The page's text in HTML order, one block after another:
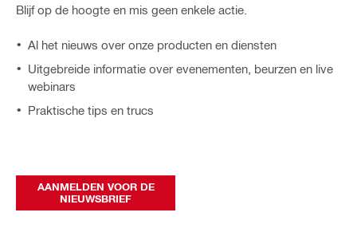
Blijf op de hoogte en mis geen enkele actie.
Al het nieuws over onze producten en diensten
Uitgebreide informatie over evenementen, beurzen en live
webinars
Praktische tips en trucs
AANMELDEN VOOR DE
NIEUWSBRIEF